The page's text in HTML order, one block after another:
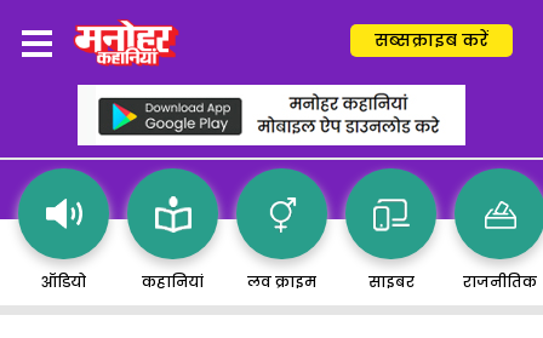
सब्सक्राइब करें
ऑडियो कहानियां लव क्राइम साइबर राजनीतिक